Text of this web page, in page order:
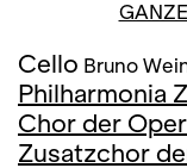
Cello Bruno
Philharmonia
Chor der
Zusatzchor